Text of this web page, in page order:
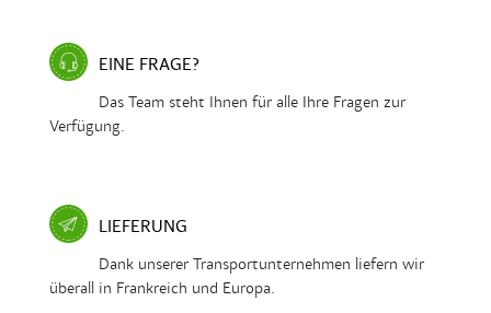
EINE FRAGE?
Das Team steht Ihnen für alle Ihre Fragen zur
Verfügung.
LIEFERUNG
Dank unserer Transportunternehmen liefern wir
überall in Frankreich und Europa.